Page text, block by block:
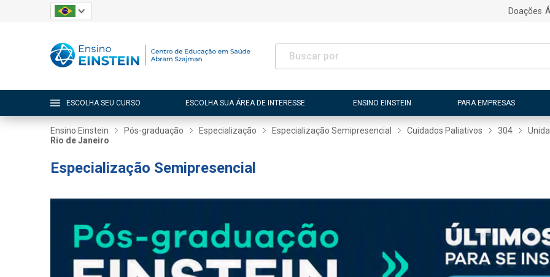
Doações
ESCOLHA SEU CURSO ESCOLHA SUA ÁREA DE INTERESSE ENSINO EINSTEIN PARA EMPRESAS
Ensino Einstein Pós-graduação Especialização Especialização Semipresencial Cuidados Paliativos 304
Rio de Janeiro
Especialização Semipresencial